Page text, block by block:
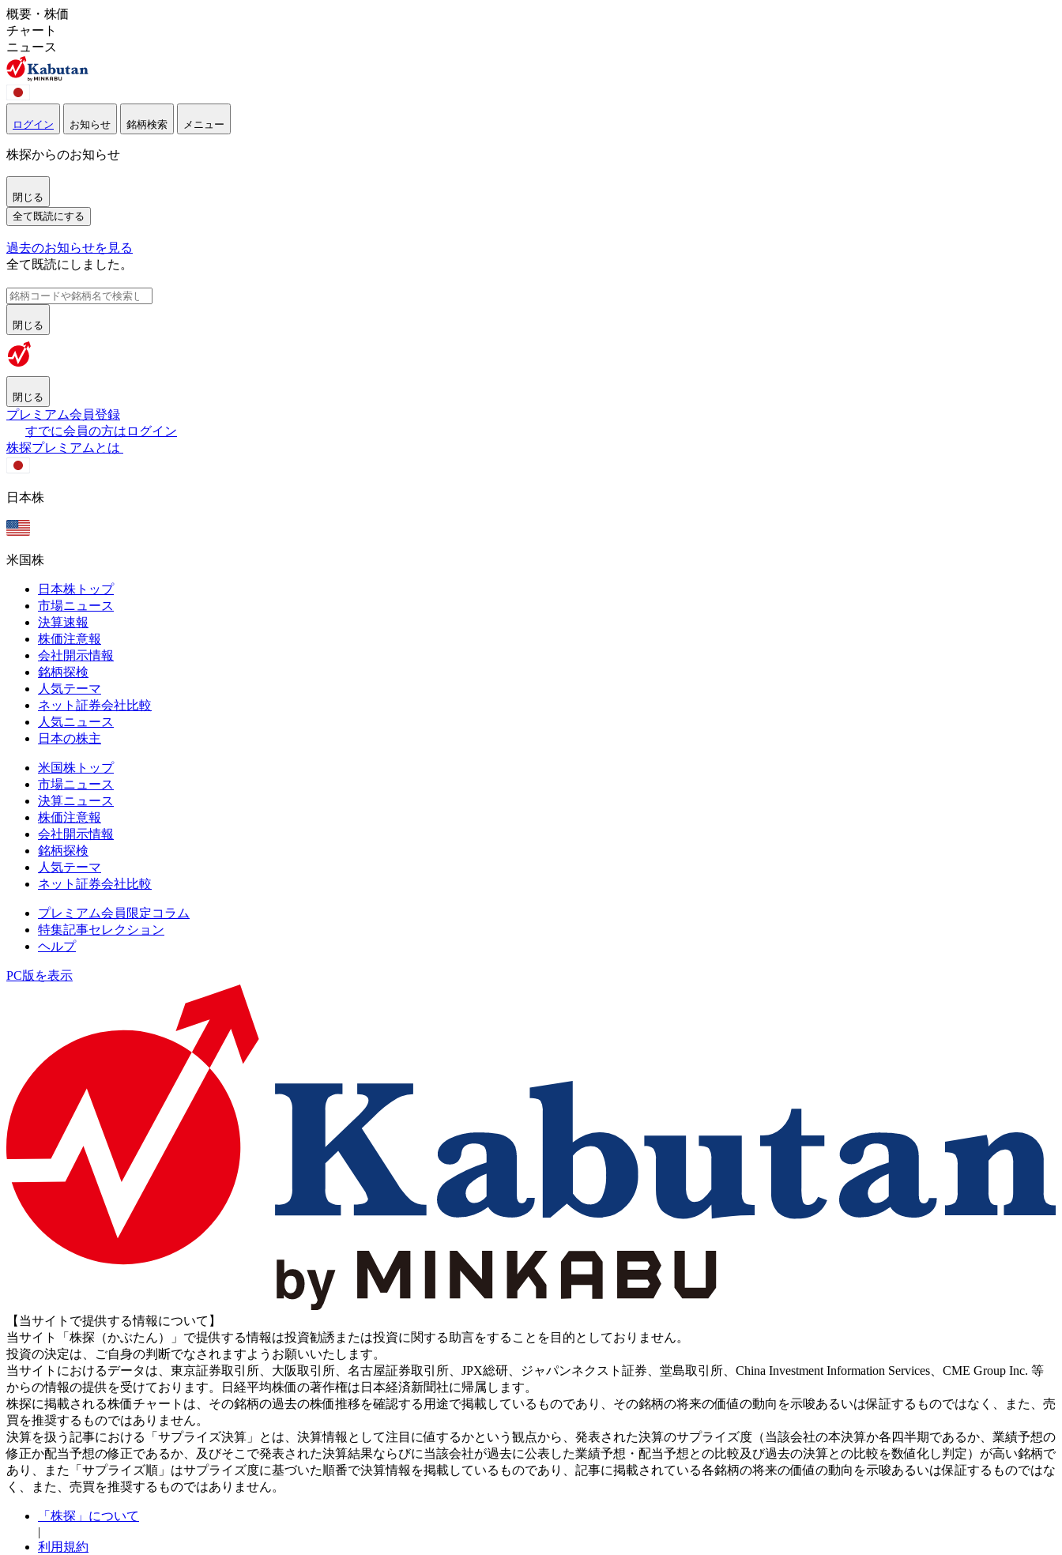
概要・株価
チャート
ニュース
ログイン お知らせ 銘柄検索 メニュー
株探からのお知らせ
閉じる
全て既読にする
過去のお知らせを見る
全て既読にしました。
閉じる
閉じる
プレミアム会員登録
すでに会員の方はログイン
株探プレミアムとは
日本株
米国株
日本株トップ
市場ニュース
決算速報
株価注意報
会社開示情報
銘柄探検
人気テーマ
ネット証券会社比較
人気ニュース
日本の株主
米国株トップ
市場ニュース
決算ニュース
株価注意報
会社開示情報
銘柄探検
人気テーマ
ネット証券会社比較
プレミアム会員限定コラム
特集記事セレクション
ヘルプ
PC版を表示
【当サイトで提供する情報について】
当サイト「株探（かぶたん）」で提供する情報は投資勧誘または投資に関する助言をすることを目的としておりません。
投資の決定は、ご自身の判断でなされますようお願いいたします。
当サイトにおけるデータは、東京証券取引所、大阪取引所、名古屋証券取引所、JPX総研、ジャパンネクスト証券、堂島取引所、China Investment Information Services、CME Group Inc. 等
からの情報の提供を受けております。日経平均株価の著作権は日本経済新聞社に帰属します。
株探に掲載される株価チャートは、その銘柄の過去の株価推移を確認する用途で掲載しているものであり、その銘柄の将来の価値の動向を示唆あるいは保証するものではなく、また、売
買を推奨するものではありません。
決算を扱う記事における「サプライズ決算」とは、決算情報として注目に値するかという観点から、発表された決算のサプライズ度（当該会社の本決算か各四半期であるか、業績予想の
修正か配当予想の修正であるか、及びそこで発表された決算結果ならびに当該会社が過去に公表した業績予想・配当予想との比較及び過去の決算との比較を数値化し判定）が高い銘柄で
あり、また「サプライズ順」はサプライズ度に基づいた順番で決算情報を掲載しているものであり、記事に掲載されている各銘柄の将来の価値の動向を示唆あるいは保証するものではな
く、また、売買を推奨するものではありません。
「株探」について
|
利用規約